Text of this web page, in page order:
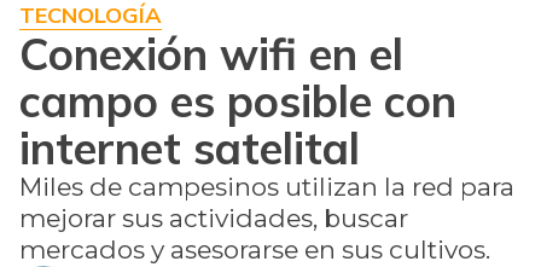
TECNOLOGÍA
Conexión wifi en el
campo es posible con
internet satelital
Miles de campesinos utilizan la red para
mejorar sus actividades, buscar
mercados y asesorarse en sus cultivos.